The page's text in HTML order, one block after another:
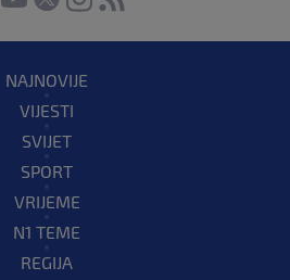
NAJNOVIJE
VIJESTI
SVIJET
SPORT
VRIJEME
N1 TEME
REGIJA